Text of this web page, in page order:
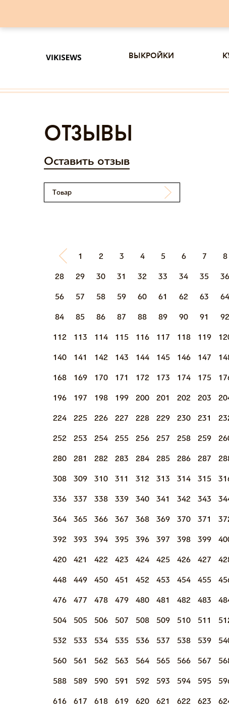
выкройки
отзывы
Оставить отзыв
Товар
1 2 3 4 5 6 7 8
28 29 30 31 32 33 34 35 36
56 57 58 59 60 61 62 63 64
84 85 86 87 88 89 90 91 92
112 113 114 115 116 117 118 119
140 141 142 143 144 145 146 147
168 169 170 171 172 173 174 175
196 197 198 199 200 201 202 203
224 225 226 227 228 229 230 231
252 253 254 255 256 257 258 259
280 281 282 283 284 285 286 287
308 309 310 311 312 313 314 315
336 337 338 339 340 341 342 343
364 365 366 367 368 369 370 371
392 393 394 395 396 397 398 399
420 421 422 423 424 425 426 427
448 449 450 451 452 453 454 455
476 477 478 479 480 481 482 483
504 505 506 507 508 509 510 511
532 533 534 535 536 537 538 539
560 561 562 563 564 565 566 567
588 589 590 591 592 593 594 595
616 617 618 619 620 621 622 623